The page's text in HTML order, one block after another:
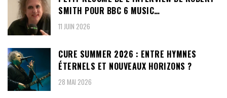
SMITH POUR BBC 6 MUSIC…
11 JUIN 2026
CURE SUMMER 2026 : ENTRE HYMNES
ÉTERNELS ET NOUVEAUX HORIZONS ?
28 MAI 2026